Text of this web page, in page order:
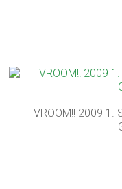
VROOM!! 2009 1.